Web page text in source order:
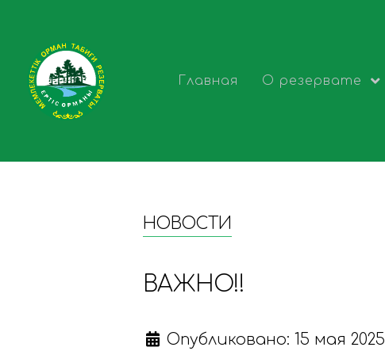
Главная О резервате
НОВОСТИ
ВАЖНО!!
Опубликовано: 15 мая 2025